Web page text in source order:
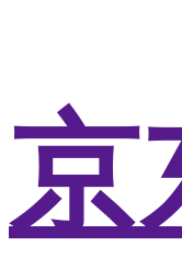
京